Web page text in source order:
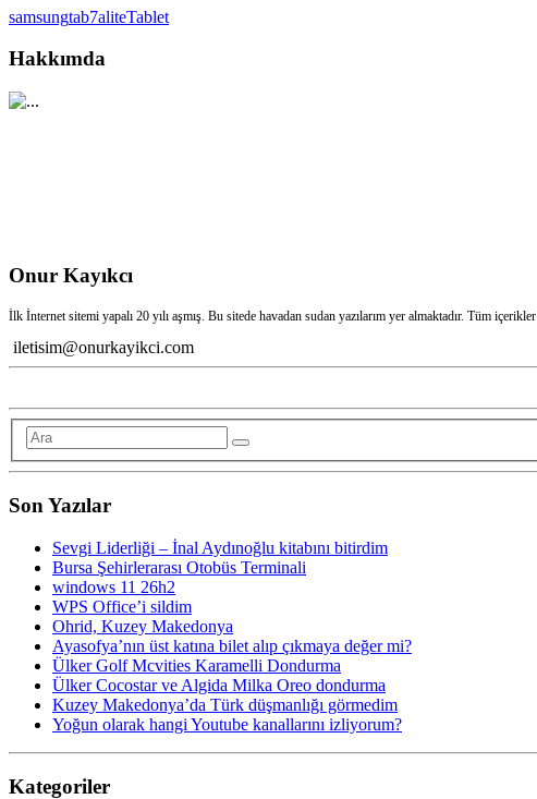
samsungtab7aliteTablet
Hakkımda
Onur Kayıkcı
İlk İnternet sitemi yapalı 20 yılı aşmış. Bu sitede havadan sudan yazılarım yer almaktadır. Tüm
iletisim@onurkayikci.com
Son Yazılar
Sevgi Liderliği – İnal Aydınoğlu kitabını bitirdim
Bursa Şehirlerarası Otobüs Terminali
windows 11 26h2
WPS Office’i sildim
Ohrid, Kuzey Makedonya
Ayasofya’nın üst katına bilet alıp çıkmaya değer mi?
Ülker Golf Mcvities Karamelli Dondurma
Ülker Cocostar ve Algida Milka Oreo dondurma
Kuzey Makedonya’da Türk düşmanlığı görmedim
Yoğun olarak hangi Youtube kanallarını izliyorum?
Kategoriler